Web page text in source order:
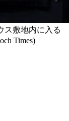
ス敷地内に入る
Times)